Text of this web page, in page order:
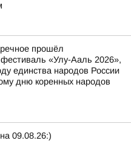
прошёл
фестиваль «Улу-Ааль 2026»,
единства народов России
дню коренных народов
09.08.26:)